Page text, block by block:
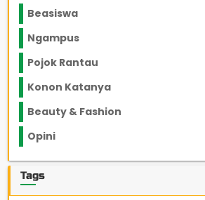
Beasiswa
Ngampus
Pojok Rantau
Konon Katanya
Beauty & Fashion
Opini
Tags